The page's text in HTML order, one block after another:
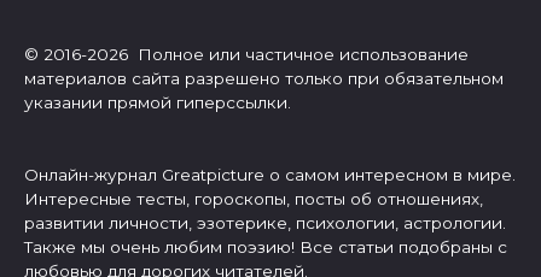
© 2016-2026 Полное или частичное использование
материалов сайта разрешено только при обязательном
указании прямой гиперссылки.
Онлайн-журнал Greatpicture о самом интересном в мире.
Интересные тесты, гороскопы, посты об отношениях,
развитии личности, эзотерике, психологии, астрологии.
Также мы очень любим поэзию! Все статьи подобраны с
любовью для дорогих читателей.